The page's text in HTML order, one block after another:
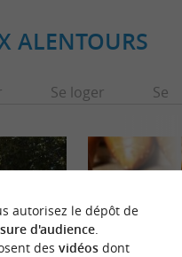
ALENTOURS
Se loger Se
autorisez le dépôt de
d'audience.
des vidéosdont